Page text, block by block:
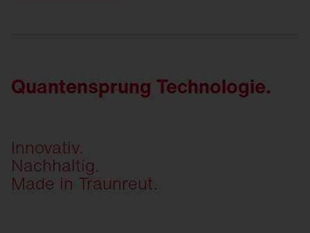
Quantensprung Technologie.
Innovativ.
Nachhaltig.
Made in Traunreut.